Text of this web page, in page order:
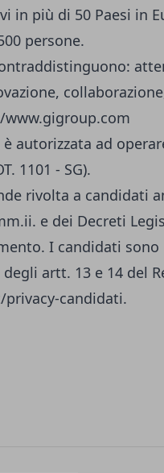
in più di 50 Paesi in
persone.
è autorizzata ad
1101 - SG).
rivolta a candidati
e dei Decreti
I candidati sono
artt. 13 e 14 del
candidati.